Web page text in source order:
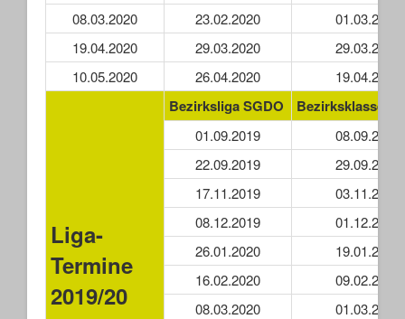
08.03.2020
23.02.2020
01.03.2020
19.04.2020
29.03.2020
29.03.2020
10.05.2020
26.04.2020 19.04.2020
Liga-
Termine
2019/20
Bezirksliga SGDO Bezirksklasse
01.09.2019
08.09.2019
22.09.2019
29.09.2019
17.11.2019
03.11.2019
08.12.2019
01.12.2019
26.01.2020
19.01.2020
16.02.2020
09.02.2020
08.03.2020
01.03.2020